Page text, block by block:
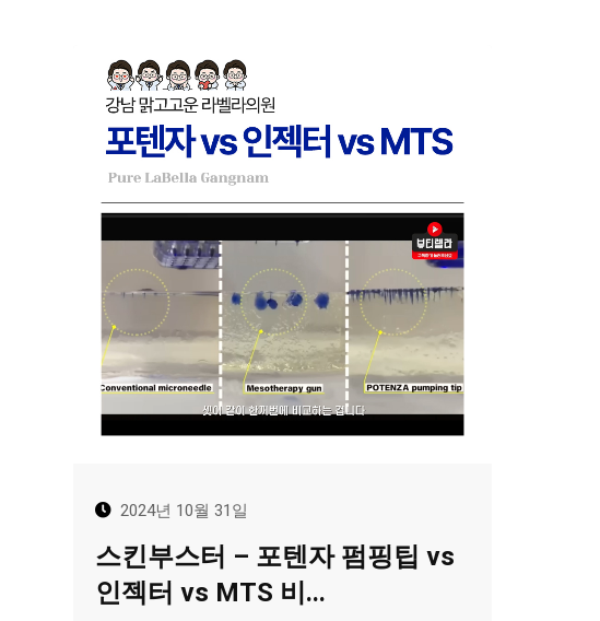
2024년 10월 31일
스킨부스터 – 포텐자 펌핑팁 vs
인젝터 vs MTS 비...